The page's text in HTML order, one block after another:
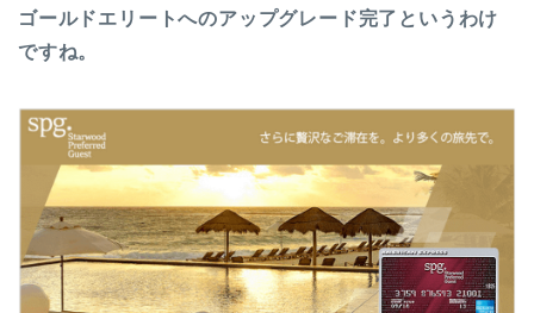
ゴールドエリートへのアップグレード完了というわけ
ですね。